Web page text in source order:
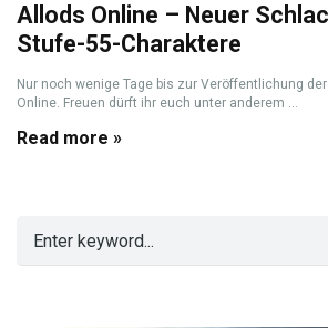
Allods Online – Neuer
Stufe-55-Charaktere
Nur noch wenige Tage bis zur Veröffentlichung
Online. Freuen dürft ihr euch unter anderem ...
Read more »